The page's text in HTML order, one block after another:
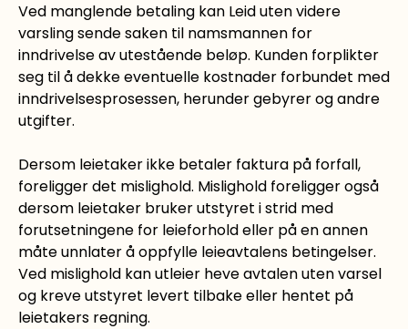
Ved manglende betaling kan Leid uten videre
varsling sende saken til namsmannen for
inndrivelse av utestående beløp. Kunden forplikter
seg til å dekke eventuelle kostnader forbundet med
inndrivelsesprosessen, herunder gebyrer og andre
utgifter.
Dersom leietaker ikke betaler faktura på forfall,
foreligger det mislighold. Mislighold foreligger også
dersom leietaker bruker utstyret i strid med
forutsetningene for leieforhold eller på en annen
måte unnlater å oppfylle leieavtalens betingelser.
Ved mislighold kan utleier heve avtalen uten varsel
og kreve utstyret levert tilbake eller hentet på
leietakers regning.